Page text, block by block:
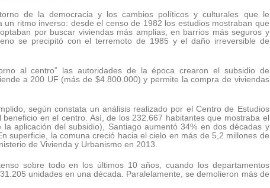
de la democracia y los cambios políticos y culturales que le
ritmo inverso: desde el censo de 1982 los estudios mostraban que
por buscar viviendas más amplias, en barrios más seguros y
se precipitó con el terremoto de 1985 y el daño irreversible de
al centro” las autoridades de la época crearon el subsidio de
a 200 UF (más de $4.800.000) y permite la compra de viviendas
según constata un análisis realizado por el Centro de Estudios
en el centro. Así, de los 232.667 habitantes que mostraba el
aplicación del subsidio), Santiago aumentó 34% en dos décadas y
superficie, la comuna creció hacia el cielo en más de 5,2 millones de
de Vivienda y Urbanismo en 2013.
sobre todo en los últimos 10 años, cuando los departamentos
unidades en una década. Paralelamente, se demolieron más de